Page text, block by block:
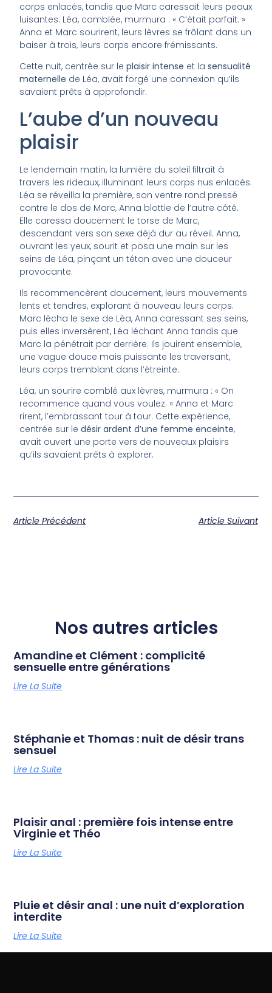
corps enlacés, tandis que Marc caressait leurs peaux
luisantes. Léa, comblée, murmura : « C’était parfait. »
Anna et Marc sourirent, leurs lèvres se frôlant dans un
baiser à trois, leurs corps encore frémissants.
Cette nuit, centrée sur leplaisir intense et lasensualité
maternelle de Léa, avait forgé une connexion qu’ils
savaient prêts à approfondir.
L’aube d’un nouveau
plaisir
Le lendemain matin, la lumière du soleil filtrait à
travers les rideaux, illuminant leurs corps nus enlacés.
Léa se réveilla la première, son ventre rond pressé
contre le dos de Marc, Anna blottie de l’autre côté.
Elle caressa doucement le torse de Marc,
descendant vers son sexe déjà dur au réveil. Anna,
ouvrant les yeux, sourit et posa une main sur les
seins de Léa, pinçant un téton avec une douceur
provocante.
Ils recommencèrent doucement, leurs mouvements
lents et tendres, explorant à nouveau leurs corps.
Marc lécha le sexe de Léa, Anna caressant ses seins,
puis elles inversèrent, Léa léchant Anna tandis que
Marc la pénétrait par derrière. Ils jouirent ensemble,
une vague douce mais puissante les traversant,
leurs corps tremblant dans l’étreinte.
Léa, un sourire comblé aux lèvres, murmura : « On
recommence quand vous voulez. » Anna et Marc
rirent, l’embrassant tour à tour. Cette expérience,
centrée sur ledésir ardent d’une femme enceinte,
avait ouvert une porte vers de nouveaux plaisirs
qu’ils savaient prêts à explorer.
Article Précédent Article Suivant
Nos autres articles
Amandine et Clément : complicité
sensuelle entre générations
Lire La Suite
Stéphanie et Thomas : nuit de désir trans
sensuel
Lire La Suite
Plaisir anal : première fois intense entre
Virginie et Théo
Lire La Suite
Pluie et désir anal : une nuit d’exploration
interdite
Lire La Suite